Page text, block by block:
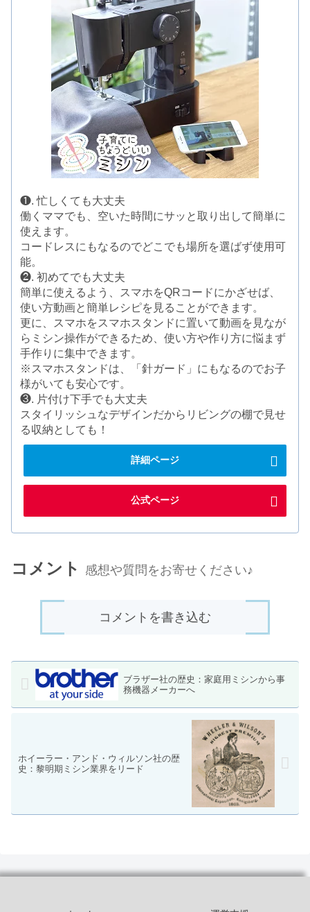
❶. 忙しくても大丈夫
働くママでも、空いた時間にサッと取り出して簡単に
使えます。
コードレスにもなるのでどこでも場所を選ばず使用可
能。
❷. 初めてでも大丈夫
簡単に使えるよう、スマホをQRコードにかざせば、
使い方動画と簡単レシピを見ることができます。
更に、スマホをスマホスタンドに置いて動画を見なが
らミシン操作ができるため、使い方や作り方に悩まず
手作りに集中できます。
※スマホスタンドは、「針ガード」にもなるのでお子
様がいても安心です。
❸. 片付け下手でも大丈夫
スタイリッシュなデザインだからリビングの棚で見せ
る収納としても！
詳細ページ
公式ページ
コメント 感想や質問をお寄せください♪
コメントを書き込む
ブラザー社の歴史：家庭用ミシンから事
務機器メーカーへ
ホイーラー・アンド・ウィルソン社の歴
史：黎明期ミシン業界をリード